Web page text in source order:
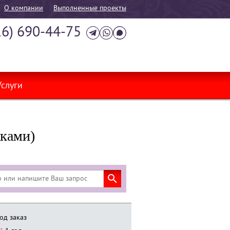
О компании Выполненные проекты
690-44-75
заказ